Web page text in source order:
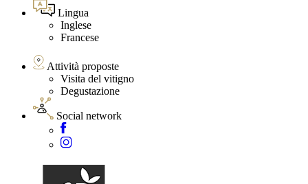
Lingua
Inglese
Francese
Attività proposte
Visita del vitigno
Degustazione
Social network